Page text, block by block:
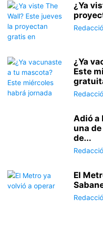
¿Ya
¿Ya
Este
Adió a
una
de...
El